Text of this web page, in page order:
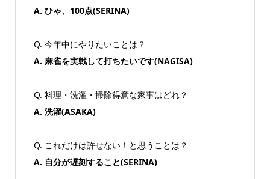
A. ひゃ、100点(SERINA)
Q. 今年中にやりたいことは？
A. 麻雀を実戦して打ちたいです(NAGISA)
Q. 料理・洗濯・掃除得意な家事はどれ？
A. 洗濯(ASAKA)
Q. これだけは​許せない！​と思うことは？​
A. 自分が遅刻すること(SERINA)